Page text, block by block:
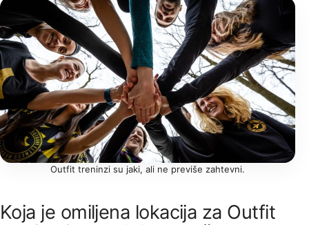
Outfit treninzi su jaki, ali ne previše zahtevni.
Koja je omiljena lokacija za Outfit